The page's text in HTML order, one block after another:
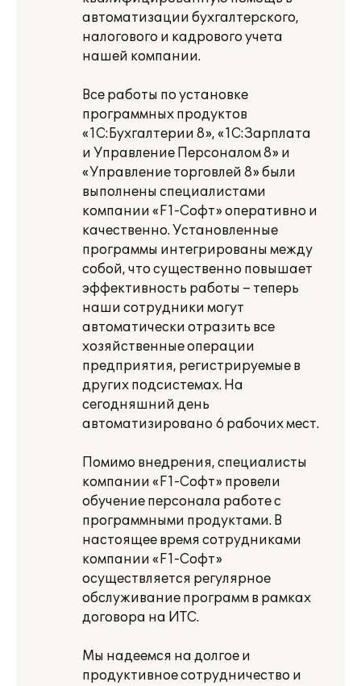
автоматизации бухгалтерского,
налогового и кадрового учета
нашей компании.
Все работы по установке
программных продуктов
«1С:Бухгалтерии 8», «1С:Зарплата
и Управление Персоналом 8» и
«Управление торговлей 8» были
выполнены специалистами
компании «F1-Софт» оперативно и
качественно. Установленные
программы интегрированы между
собой, что существенно повышает
эффективность работы – теперь
наши сотрудники могут
автоматически отразить все
хозяйственные операции
предприятия, регистрируемые в
других подсистемах. На
сегодняшний день
автоматизировано 6 рабочих мест.
Помимо внедрения, специалисты
компании «F1-Софт» провели
обучение персонала работе с
программными продуктами. В
настоящее время сотрудниками
компании «F1-Cофт»
осуществляется регулярное
обслуживание программ в рамках
договора на ИТС.
Мы надеемся на долгое и
продуктивное сотрудничество и